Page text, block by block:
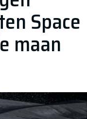
Space
maan